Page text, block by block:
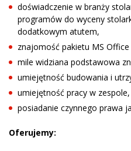
doświadczenie w branży
programów do wyceny
dodatkowym atutem,
znajomość pakietu MS
mile widziana podstawowa
umiejętność budowania i
umiejętność pracy w zespole,
posiadanie czynnego prawa
Oferujemy: